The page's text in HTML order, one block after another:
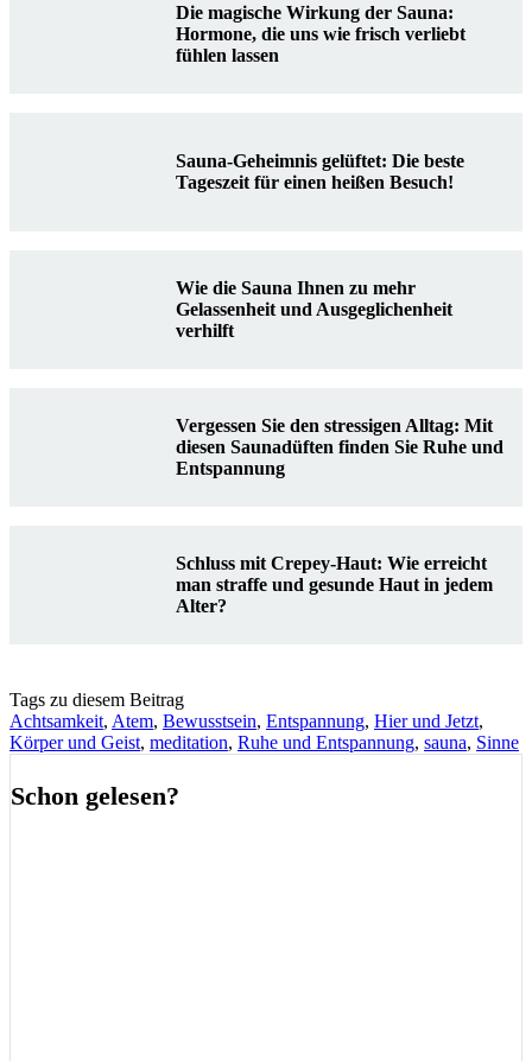
Die magische Wirkung der Sauna:
Hormone, die uns wie frisch verliebt
fühlen lassen
Sauna-Geheimnis gelüftet: Die beste
Tageszeit für einen heißen Besuch!
Wie die Sauna Ihnen zu mehr
Gelassenheit und Ausgeglichenheit
verhilft
Vergessen Sie den stressigen Alltag: Mit
diesen Saunadüften finden Sie Ruhe und
Entspannung
Schluss mit Crepey-Haut: Wie erreicht
man straffe und gesunde Haut in jedem
Alter?
Tags zu diesem Beitrag
Achtsamkeit, Atem, Bewusstsein, Entspannung, Hier und Jetzt,
Körper und Geist, meditation, Ruhe und Entspannung, sauna, Sinne
Schon gelesen?